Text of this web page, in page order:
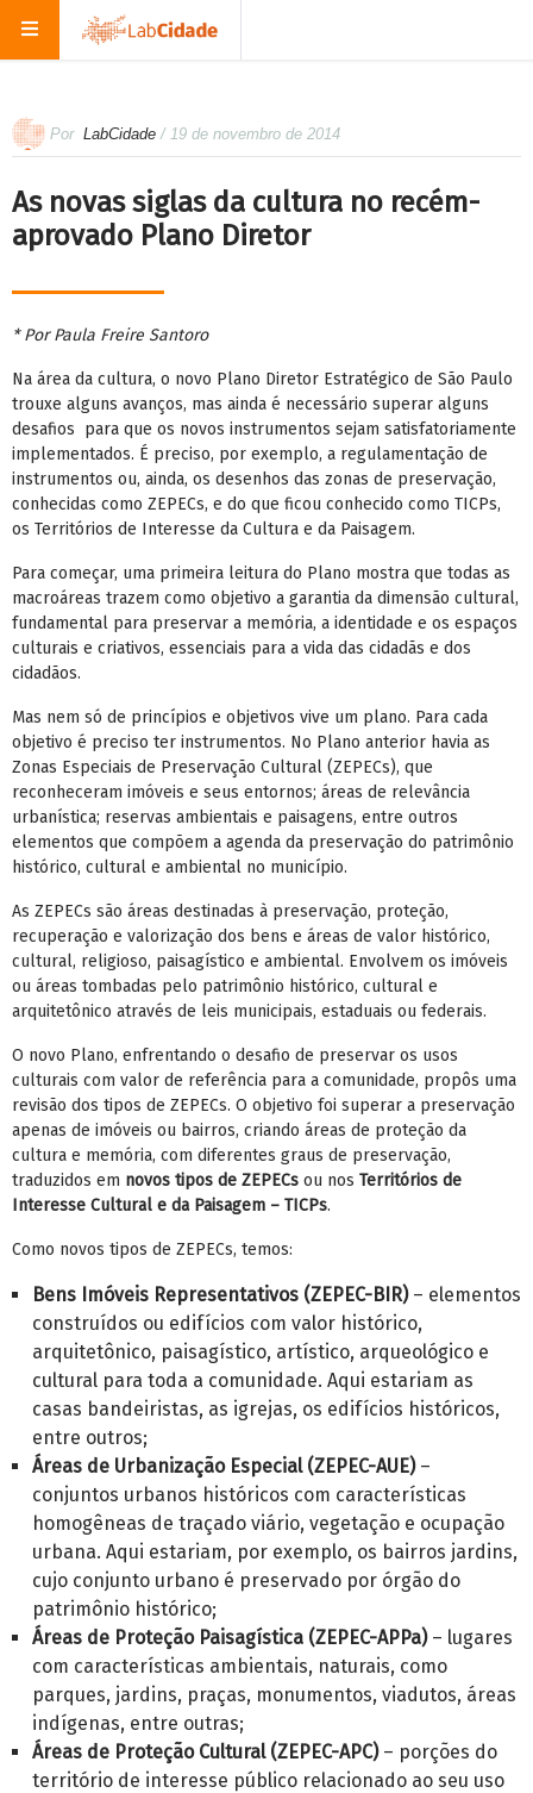
Por LabCidade / 19 de novembro de 2014
As novas siglas da cultura no recém-
aprovado Plano Diretor
* Por Paula Freire Santoro
Na área da cultura, o novo Plano Diretor Estratégico de São Paulo
trouxe alguns avanços, mas ainda é necessário superar alguns
desafios para que os novos instrumentos sejam satisfatoriamente
implementados. É preciso, por exemplo, a regulamentação de
instrumentos ou, ainda, os desenhos das zonas de preservação,
conhecidas como ZEPECs, e do que ficou conhecido como TICPs,
os Territórios de Interesse da Cultura e da Paisagem.
Para começar, uma primeira leitura do Plano mostra que todas as
macroáreas trazem como objetivo a garantia da dimensão cultural,
fundamental para preservar a memória, a identidade e os espaços
culturais e criativos, essenciais para a vida das cidadãs e dos
cidadãos.
Mas nem só de princípios e objetivos vive um plano. Para cada
objetivo é preciso ter instrumentos. No Plano anterior havia as
Zonas Especiais de Preservação Cultural (ZEPECs), que
reconheceram imóveis e seus entornos; áreas de relevância
urbanística; reservas ambientais e paisagens, entre outros
elementos que compõem a agenda da preservação do patrimônio
histórico, cultural e ambiental no município.
As ZEPECs são áreas destinadas à preservação, proteção,
recuperação e valorização dos bens e áreas de valor histórico,
cultural, religioso, paisagístico e ambiental. Envolvem os imóveis
ou áreas tombadas pelo patrimônio histórico, cultural e
arquitetônico através de leis municipais, estaduais ou federais.
O novo Plano, enfrentando o desafio de preservar os usos
culturais com valor de referência para a comunidade, propôs uma
revisão dos tipos de ZEPECs. O objetivo foi superar a preservação
apenas de imóveis ou bairros, criando áreas de proteção da
cultura e memória, com diferentes graus de preservação,
traduzidos em novos tipos de ZEPECs ou nos Territórios de
Interesse Cultural e da Paisagem – TICPs.
Como novos tipos de ZEPECs, temos:
Bens Imóveis Representativos (ZEPEC-BIR)– elementos
construídos ou edifícios com valor histórico,
arquitetônico, paisagístico, artístico, arqueológico e
cultural para toda a comunidade. Aqui estariam as
casas bandeiristas, as igrejas, os edifícios históricos,
entre outros;
Áreas de Urbanização Especial (ZEPEC-AUE) –
conjuntos urbanos históricos com características
homogêneas de traçado viário, vegetação e ocupação
urbana. Aqui estariam, por exemplo, os bairros jardins,
cujo conjunto urbano é preservado por órgão do
patrimônio histórico;
Áreas de Proteção Paisagística (ZEPEC-APPa) – lugares
com características ambientais, naturais, como
parques, jardins, praças, monumentos, viadutos, áreas
indígenas, entre outras;
Áreas de Proteção Cultural (ZEPEC-APC) – porções do
território de interesse público relacionado ao seu uso